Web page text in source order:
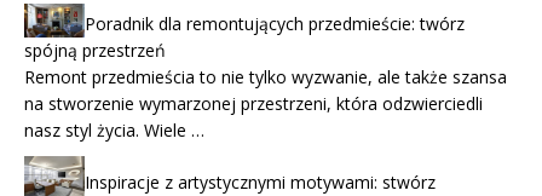
Poradnik dla remontujących przedmieście: twórz
spójną przestrzeń
Remont przedmieścia to nie tylko wyzwanie, ale także szansa
na stworzenie wymarzonej przestrzeni, która odzwierciedli
nasz styl życia. Wiele …
Inspiracje z artystycznymi motywami: stwórz